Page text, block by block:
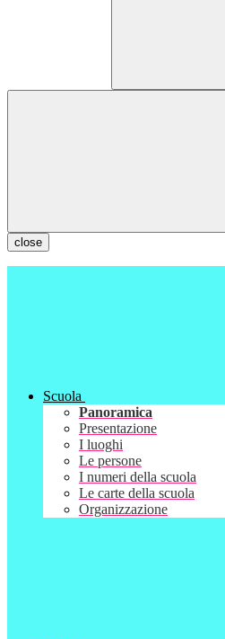
close
Scuola
Panoramica
Presentazione
I luoghi
Le persone
I numeri della scuola
Le carte della scuola
Organizzazione